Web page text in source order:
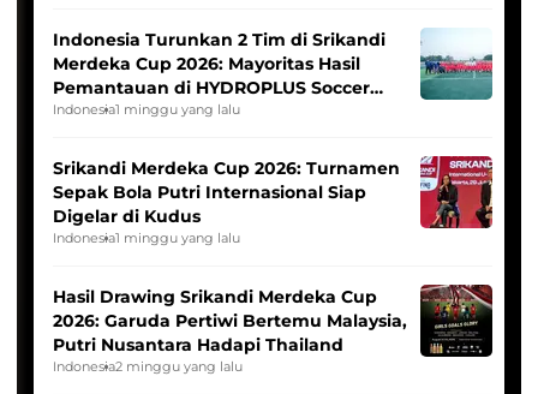
Indonesia Turunkan 2 Tim di Srikandi
Merdeka Cup 2026: Mayoritas Hasil
Pemantauan di HYDROPLUS Soccer
League
Indonesia1 minggu yang lalu
Srikandi Merdeka Cup 2026: Turnamen
Sepak Bola Putri Internasional Siap
Digelar di Kudus
Indonesia1 minggu yang lalu
Hasil Drawing Srikandi Merdeka Cup
2026: Garuda Pertiwi Bertemu Malaysia,
Putri Nusantara Hadapi Thailand
Indonesia2 minggu yang lalu